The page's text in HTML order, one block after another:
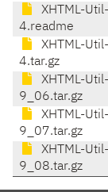
XHTML-
4.readme
XHTML-
4.tar.gz
XHTML-
9_06.tar.gz
XHTML-
9_07.tar.gz
XHTML-
9_08.tar.gz